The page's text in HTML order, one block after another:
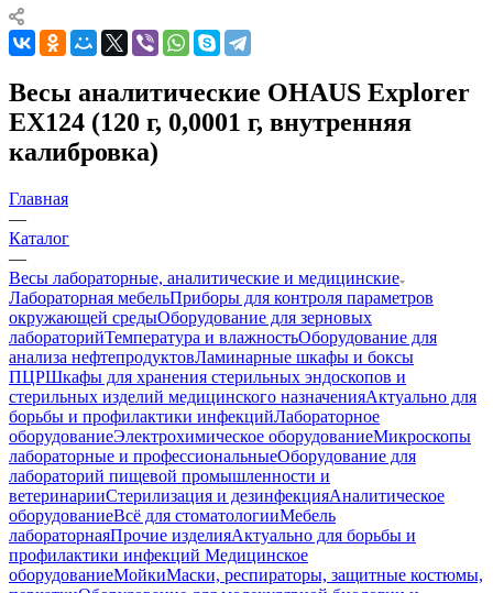
Весы аналитические OHAUS Explorer
EX124 (120 г, 0,0001 г, внутренняя
калибровка)
Главная
—
Каталог
—
Весы лабораторные, аналитические и медицинские
Лабораторная мебельПриборы для контроля параметров
окружающей средыОборудование для зерновых
лабораторийТемпература и влажностьОборудование для
анализа нефтепродуктовЛаминарные шкафы и боксы
ПЦРШкафы для хранения стерильных эндоскопов и
стерильных изделий медицинского назначенияАктуально для
борьбы и профилактики инфекцийЛабораторное
оборудованиеЭлектрохимическое оборудованиеМикроскопы
лабораторные и профессиональныеОборудование для
лабораторий пищевой промышленности и
ветеринарииСтерилизация и дезинфекцияАналитическое
оборудованиеВсё для стоматологииМебель
лабораторнаяПрочие изделияАктуально для борьбы и
профилактики инфекций Медицинское
оборудованиеМойкиМаски, респираторы, защитные костюмы,